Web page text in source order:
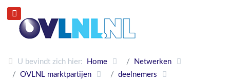
U bevindt zich hier: Home
Netwerken
OVLNL marktpartijen
deelnemers